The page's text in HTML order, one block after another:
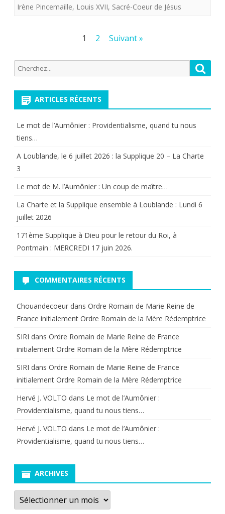
Jeanne
le
rappel
de
l’anniversaire
pascal
Louis
agit
pour
le
du
roi
du
Irène Pincemaille, Louis XVII, Sacré-Coeur de Jésus
publications
1 2 Suivant »
Recherche
pour:
ARTICLES RÉCENTS
Le mot de l’Aumônier : Providentialisme, quand tu nous
tiens…
A Loublande, le 6 juillet 2026 : la Supplique 20 – La Charte
3
Le mot de M. l’Aumônier : Un coup de maître…
La Charte et la Supplique ensemble à Loublande : Lundi 6
juillet 2026
171ème Supplique à Dieu pour le retour du Roi, à
Pontmain : MERCREDI 17 juin 2026.
COMMENTAIRES RÉCENTS
Chouandecoeur dans Ordre Romain de Marie Reine de
France initialement Ordre Romain de la Mère Rédemptrice
SIRI dans Ordre Romain de Marie Reine de France
initialement Ordre Romain de la Mère Rédemptrice
SIRI dans Ordre Romain de Marie Reine de France
initialement Ordre Romain de la Mère Rédemptrice
Hervé J. VOLTO dans Le mot de l’Aumônier :
Providentialisme, quand tu nous tiens…
Hervé J. VOLTO dans Le mot de l’Aumônier :
Providentialisme, quand tu nous tiens…
ARCHIVES
Archives